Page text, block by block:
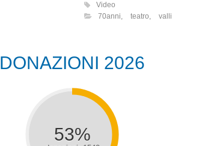
Video
70anni
teatro valli
DONAZIONI 2026
53%